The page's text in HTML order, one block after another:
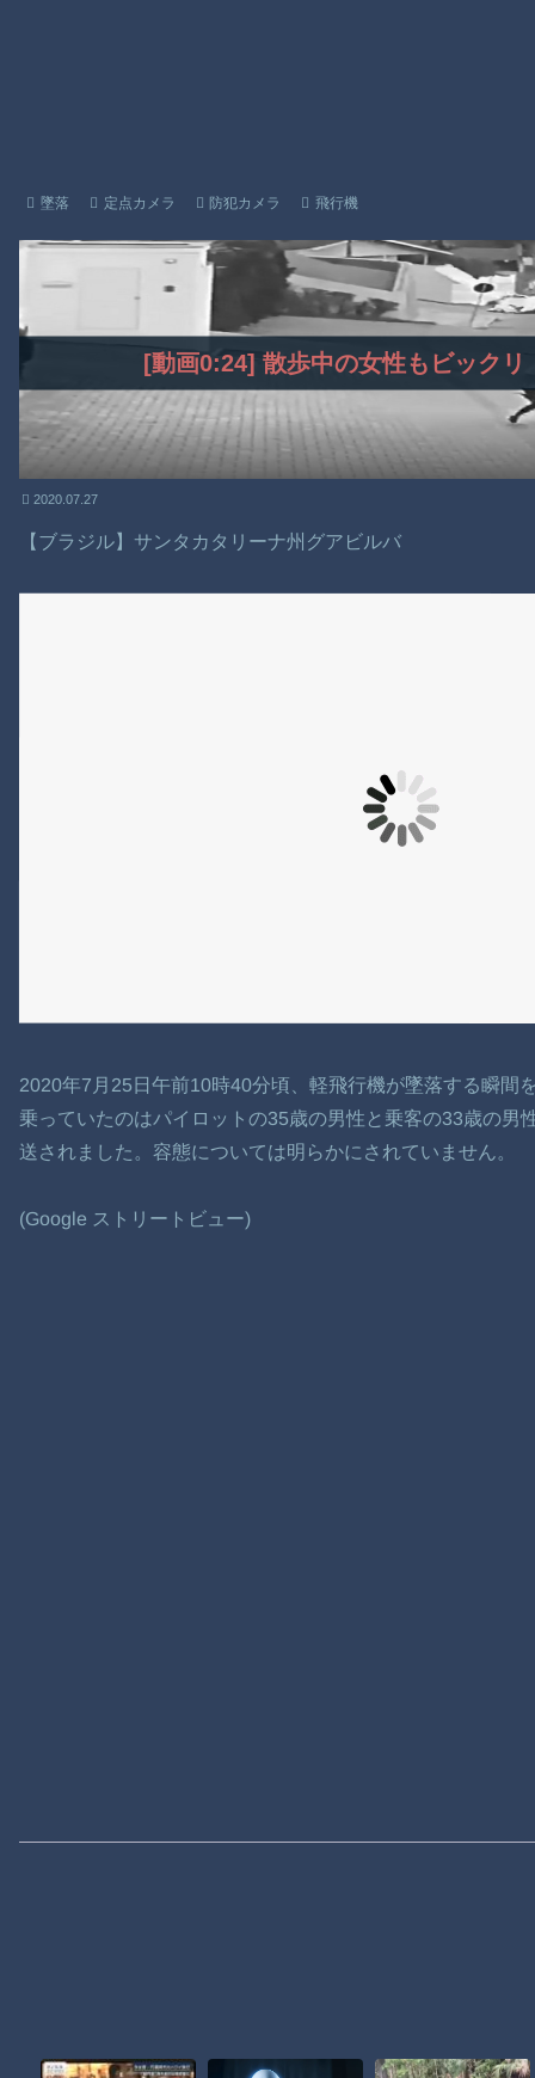
【朗報】大人気漫画「GANTZ」がAmazonでなんと全巻100円ｗ
【動画】新型のさすまた、限界突破ｗｗｗｗｗｗ
【謎】広島県が頑なに「はだしのゲンコラボ喫茶」をやらない理
墜落 定点カメラ 防犯カメラ 飛行機
[動画0:24] 散歩中の女性もビックリ
2020.07.27
【ブラジル】サンタカタリーナ州グアビルバ
2020年7月25日午前10時40分頃、軽飛行機が墜落する瞬間
乗っていたのはパイロットの35歳の男性と乗客の33歳の男
送されました。容態については明らかにされていません。
(Google ストリートビュー)